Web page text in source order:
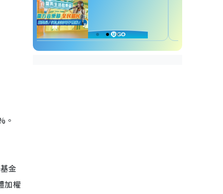
。
金
加權